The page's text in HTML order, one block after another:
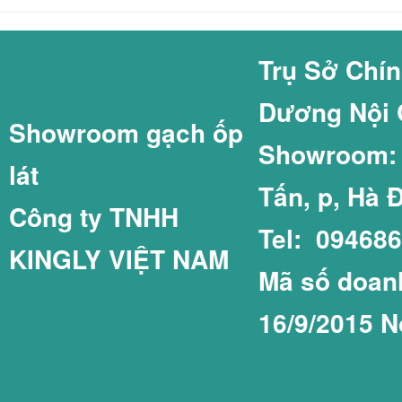
GẠCH COTTO
GẠCH LÁT SÂN
GẠCH LÁT SÂN
GẠCH THẺ
GẠCH THẺ
GẠCH THẺ
Showroom gạch ốp
lát
Công ty TNHH
KINGLY VIỆT NAM
Trụ Sở
Dương Nội
Tấn, p, Hà
Tel:
Mã số
16/9/2015